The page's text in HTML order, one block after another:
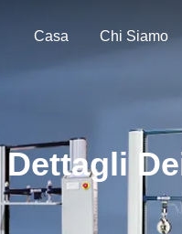
Casa Chi Siamo
Dettagli